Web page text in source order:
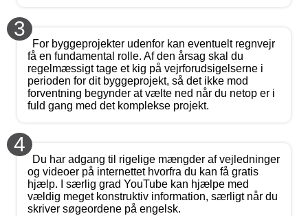
3
For byggeprojekter udenfor kan eventuelt regnvejr
få en fundamental rolle. Af den årsag skal du
regelmæssigt tage et kig på vejrforudsigelserne i
perioden for dit byggeprojekt, så det ikke mod
forventning begynder at vælte ned når du netop er i
fuld gang med det komplekse projekt.
4
Du har adgang til rigelige mængder af vejledninger
og videoer på internettet hvorfra du kan få gratis
hjælp. I særlig grad YouTube kan hjælpe med
vældig meget konstruktiv information, særligt når du
skriver søgeordene på engelsk.